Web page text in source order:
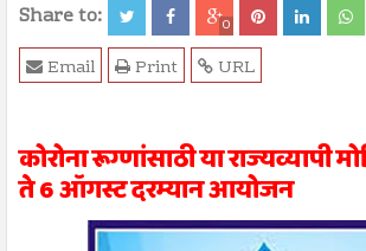
Share to: 0
URL
Print
Email
कोरोना रूग्णांसाठी या राज्यव्यापी
ते 6 ऑगस्ट दरम्यान आयोजन